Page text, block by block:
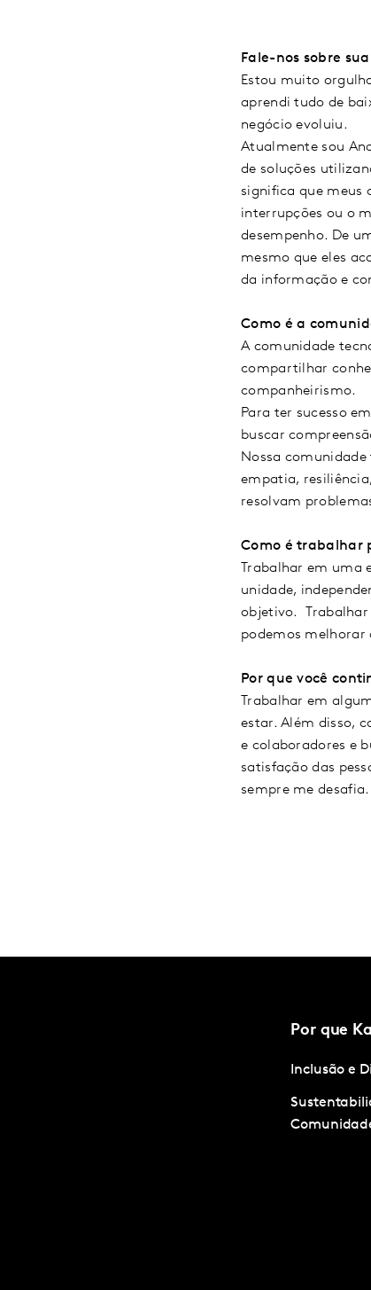
Fale-nos sobre
Estou muito
aprendi tudo de
negócio evoluiu.
Atualmente sou
de soluções
significa que meus
interrupções ou o
desempenho. De
mesmo que eles
da informação e
Como é a
A comunidade
compartilhar
companheirismo.
Para ter sucesso
buscar
Nossa
empatia,
resolvam
Como é trabalhar
Trabalhar em uma
unidade,
objetivo. Trabalhar
podemos melhorar
Por que você
Trabalhar em
estar. Além disso,
e colaboradores e
satisfação das
sempre me desafia.
Por que
Inclusão e